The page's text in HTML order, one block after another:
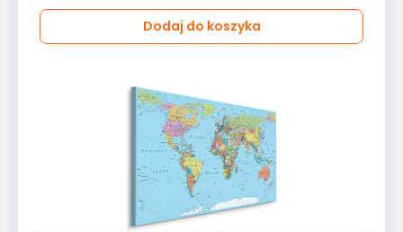
Dodaj do koszyka